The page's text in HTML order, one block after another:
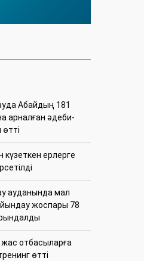
Абайдың 181
арналған әдеби-
күзеткен ерлерге
ауданында мал
жоспары 78
жас отбасыларға
өтті